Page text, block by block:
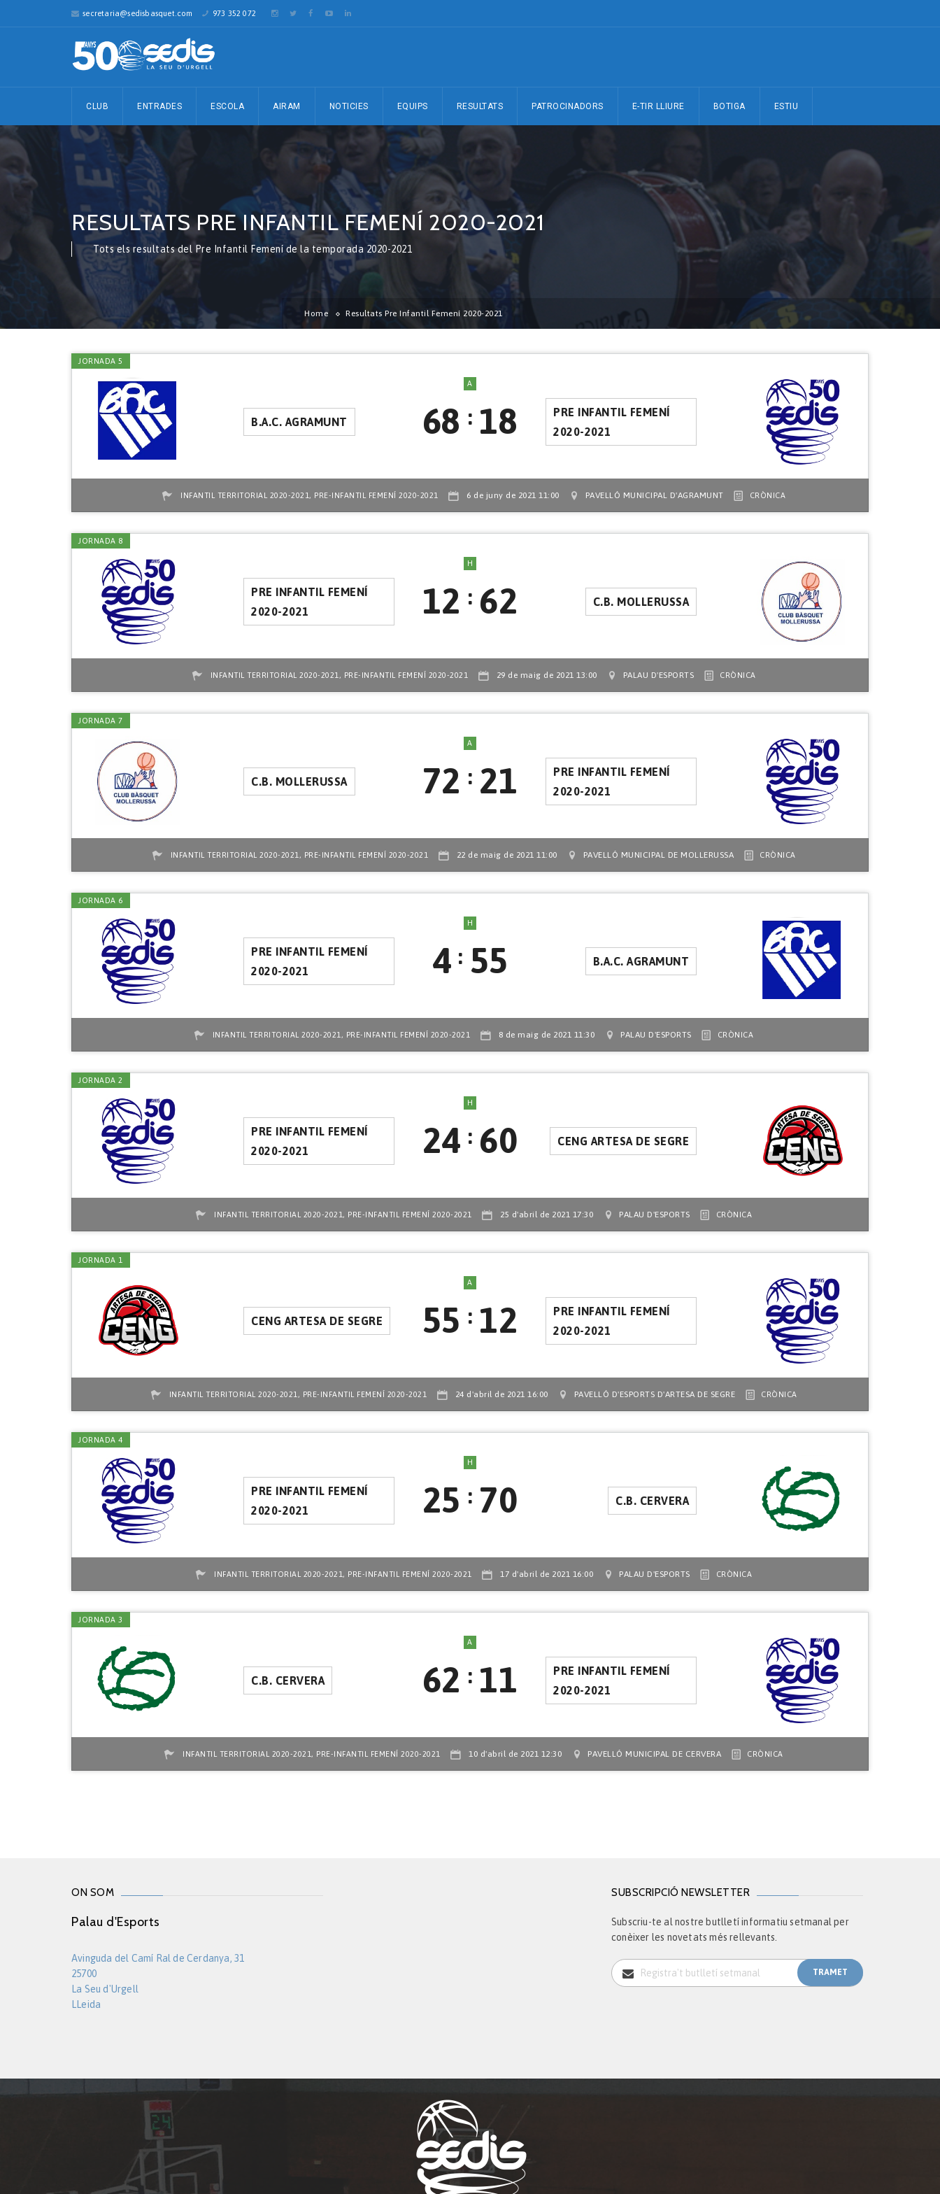
secretaria@sedisbasquet.com 973 352 072
CLUB ENTRADES ESCOLA AIRAM NOTICIES EQUIPS RESULTATS PATROCINADORS E-TIR LLIURE BOTIGA ESTIU
RESULTATS PRE INFANTIL FEMENÍ 2020-2021
Tots els resultats del Pre Infantil Femení de la temporada 2020-2021
Home Resultats Pre Infantil Femení 2020-2021
JORNADA 5
B.A.C. AGRAMUNT
A
68 : 18
PRE INFANTIL FEMENÍ
2020-2021
INFANTIL TERRITORIAL 2020-2021 , PRE-INFANTIL FEMENÍ 2020-2021 6 de juny de 2021 11:00 PAVELLÓ MUNICIPAL D'AGRAMUNT CRÒNICA
JORNADA 8
PRE INFANTIL FEMENÍ
2020-2021
H
12 : 62 C.B. MOLLERUSSA
INFANTIL TERRITORIAL 2020-2021 , PRE-INFANTIL FEMENÍ 2020-2021 29 de maig de 2021 13:00 PALAU D'ESPORTS CRÒNICA
JORNADA 7
C.B. MOLLERUSSA
A
72 : 21
PRE INFANTIL FEMENÍ
2020-2021
INFANTIL TERRITORIAL 2020-2021 , PRE-INFANTIL FEMENÍ 2020-2021 22 de maig de 2021 11:00 PAVELLÓ MUNICIPAL DE MOLLERUSSA CRÒNICA
JORNADA 6
PRE INFANTIL FEMENÍ
2020-2021
H
4 : 55 B.A.C. AGRAMUNT
INFANTIL TERRITORIAL 2020-2021 , PRE-INFANTIL FEMENÍ 2020-2021 8 de maig de 2021 11:30 PALAU D'ESPORTS CRÒNICA
JORNADA 2
PRE INFANTIL FEMENÍ
2020-2021
H
24 : 60 CENG ARTESA DE SEGRE
INFANTIL TERRITORIAL 2020-2021 , PRE-INFANTIL FEMENÍ 2020-2021 25 d'abril de 2021 17:30 PALAU D'ESPORTS CRÒNICA
JORNADA 1
CENG ARTESA DE SEGRE
A
55 : 12
PRE INFANTIL FEMENÍ
2020-2021
INFANTIL TERRITORIAL 2020-2021 , PRE-INFANTIL FEMENÍ 2020-2021 24 d'abril de 2021 16:00 PAVELLÓ D'ESPORTS D'ARTESA DE SEGRE CRÒNICA
JORNADA 4
PRE INFANTIL FEMENÍ
2020-2021
H
25 : 70 C.B. CERVERA
INFANTIL TERRITORIAL 2020-2021 , PRE-INFANTIL FEMENÍ 2020-2021 17 d'abril de 2021 16:00 PALAU D'ESPORTS CRÒNICA
JORNADA 3
C.B. CERVERA
A
62 : 11
PRE INFANTIL FEMENÍ
2020-2021
INFANTIL TERRITORIAL 2020-2021 , PRE-INFANTIL FEMENÍ 2020-2021 10 d'abril de 2021 12:30 PAVELLÓ MUNICIPAL DE CERVERA CRÒNICA
ON SOM
Palau d'Esports
Avinguda del Camí Ral de Cerdanya, 31
25700
La Seu d'Urgell
LLeida
SUBSCRIPCIÓ NEWSLETTER
Subscriu-te al nostre butlletí informatiu setmanal per
conèixer les novetats més rellevants.